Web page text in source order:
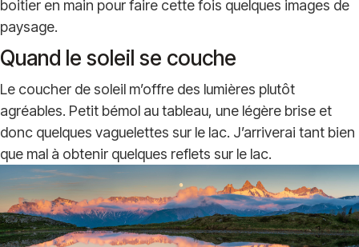
boitier en main pour faire cette fois quelques images de
paysage.
Quand le soleil se couche
Le coucher de soleil m’offre des lumières plutôt
agréables. Petit bémol au tableau, une légère brise et
donc quelques vaguelettes sur le lac. J’arriverai tant bien
que mal à obtenir quelques reflets sur le lac.